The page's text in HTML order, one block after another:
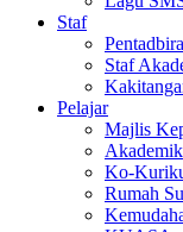
Staf
Staf
Pelajar
Majlis
Akademik
Ko-
Rumah